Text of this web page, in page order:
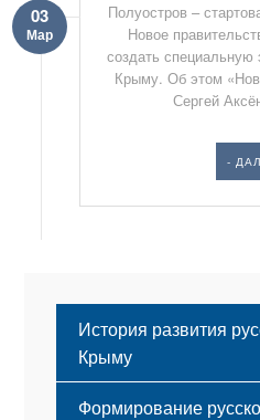
03
Мар
Полуостров –
Новое
создать специальную
Крыму. Об этом
Сергей
-
История развития
Крыму
Формирование